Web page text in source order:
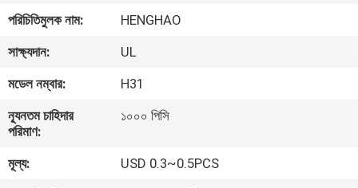
VR
প্রদর্শন
আমাদের
সম্পর্কে
কারখানা
পরিচিতিমুলক নাম:
HENGHAO
সাক্ষ্যদান:
UL
মডেল নম্বার:
H31
ন্যূনতম চাহিদার
পরিমাণ:
১০০০ পিসি
মূল্য:
USD 0.3~0.5PCS